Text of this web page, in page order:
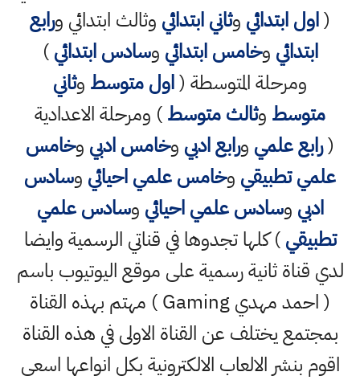
(اول ابتدائي وثاني ابتدائي وثالث ابتدائي ورابع
ابتدائي وخامس ابتدائي وسادس ابتدائي)
ومرحلة المتوسطة (اول متوسط وثاني
متوسط وثالث متوسط) ومرحلة الاعدادية
(رابع علمي ورابع ادبي وخامس ادبي وخامس
علمي تطبيقي وخامس علمي احيائي وسادس
ادبي وسادس علمي احيائي وسادس علمي
تطبيقي) كلها تجدوها في قناتي الرسمية وايضا
لدي قناة ثانية رسمية على موقع اليوتيوب باسم
( احمد مهدي Gaming ) مهتم بهذه القناة
بمجتمع يختلف عن القناة الاولى في هذه القناة
اقوم بنشر الالعاب الالكترونية بكل انواعها اسعى